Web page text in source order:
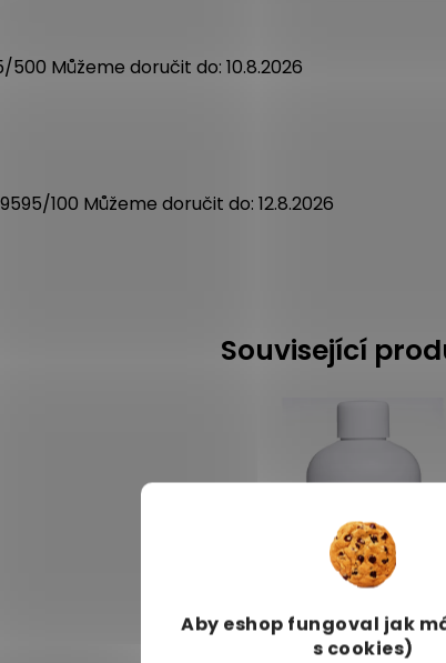
Aby eshop fungoval jak
s cookies)
Související
500 Můžeme doručit do: 10.8.2026
100 Můžeme doručit do: 12.8.2026